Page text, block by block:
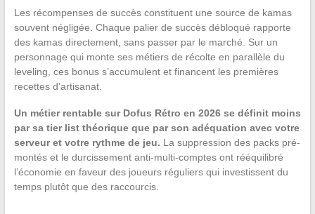
Les récompenses de succès constituent une source de kamas
souvent négligée. Chaque palier de succès débloqué rapporte
des kamas directement, sans passer par le marché. Sur un
personnage qui monte ses métiers de récolte en parallèle du
leveling, ces bonus s’accumulent et financent les premières
recettes d’artisanat.
Un métier rentable sur Dofus Rétro en 2026 se définit moins
par sa tier list théorique que par son adéquation avec votre
serveur et votre rythme de jeu. La suppression des packs pré-
montés et le durcissement anti-multi-comptes ont rééquilibré
l’économie en faveur des joueurs réguliers qui investissent du
temps plutôt que des raccourcis.